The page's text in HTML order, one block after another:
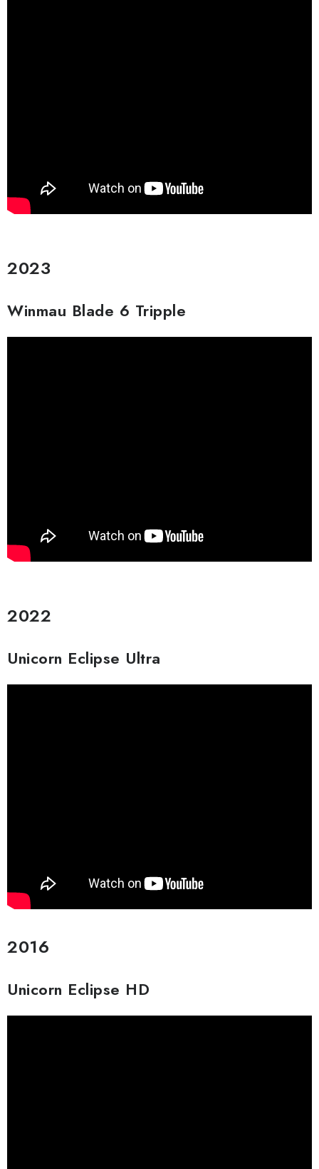
2023
Winmau Blade 6 Tripple
2022
Unicorn Eclipse Ultra
2016
Unicorn Eclipse HD